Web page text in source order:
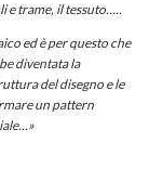
e trame, il tessuto…..
ed è per questo che
diventata la
del disegno e le
un pattern
»